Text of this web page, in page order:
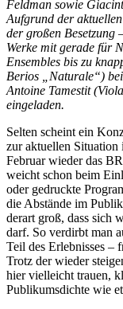
Feldman sowie
Aufgrund der
der großen
Werke mit gerade für
Ensembles bis zu
Berios „Naturale“)
Antoine Tamestit
eingeladen.
Selten scheint ein
zur aktuellen Situation
Februar wieder das
weicht schon beim
oder gedruckte
die Abstände im
derart groß, dass sich
darf. So verdirbt man
Teil des Erlebnisses –
Trotz der wieder
hier vielleicht trauen,
Publikumsdichte wie